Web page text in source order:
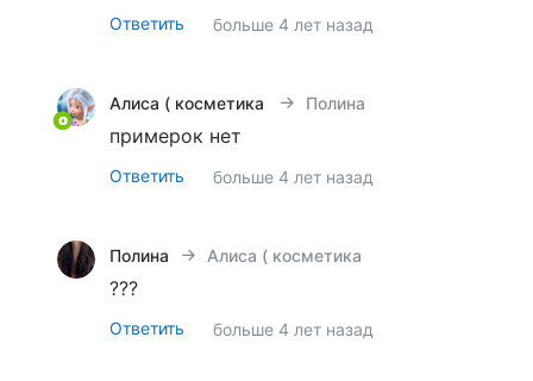
Ответить больше 4 лет назад
Алиса ( косметика Янс*ен, дет одеж. Моне)
Полина
примерок нет
Ответить больше 4 лет назад
Полина Алиса ( косметика Янс*ен, дет одеж.
???
Ответить больше 4 лет назад